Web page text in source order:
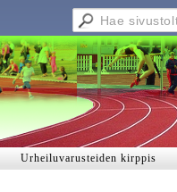
Urheiluvarusteiden kirppis